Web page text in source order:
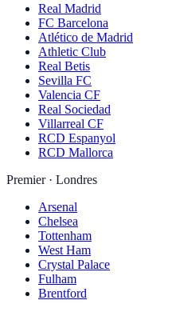
Real Madrid
FC Barcelona
Atlético de Madrid
Athletic Club
Real Betis
Sevilla FC
Valencia CF
Real Sociedad
Villarreal CF
RCD Espanyol
RCD Mallorca
Premier · Londres
Arsenal
Chelsea
Tottenham
West Ham
Crystal Palace
Fulham
Brentford